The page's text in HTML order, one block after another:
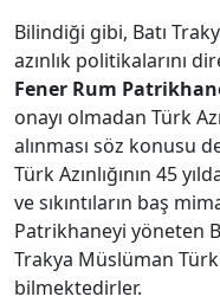
Bilindiği gibi, Batı
azınlık politikalarını
Fener Rum
onayı olmadan Türk
alınması söz konusu
Türk Azınlığının 45
ve sıkıntıların baş
Patrikhaneyi yöneten
Trakya Müslüman
bilmektedirler.